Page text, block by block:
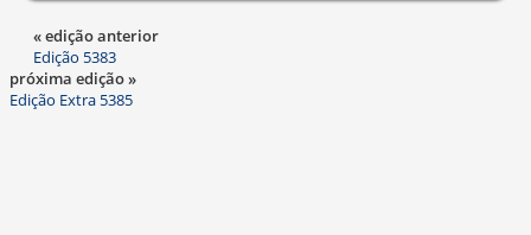
« edição anterior
Edição 5383
próxima edição »
Edição Extra 5385